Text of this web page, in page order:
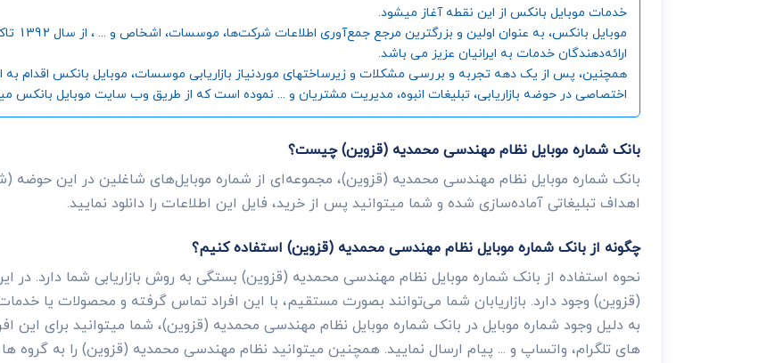
خدمات موبایل بانکس از این نقطه آغاز میشود.
ارائه‌دهندگان خدمات به ایرانیان عزیز می باشد.
همچنین، پس از یک دهه تجربه و بررسی مشکلات و زیرساختهای موردنیاز بازاریابی موسسات، موبایل بانکس اقدام به
اختصاصی در حوضه بازاریابی، تبلیغات انبوه، مدیریت مشتریان و ... نموده است که از طریق وب سایت موبایل بانکس
بانک شماره موبایل نظام مهندسی محمدیه (قزوین) چیست؟
بانک شماره موبایل نظام مهندسی محمدیه (قزوین)، مجموعه‌ای از شماره موبایل‌های شاغلین در این
اهداف تبلیغاتی آماده‌سازی شده و شما میتوانید پس از خرید، فایل این اطلاعات را دانلود نمایید.
چگونه از بانک شماره موبایل نظام مهندسی محمدیه (قزوین) استفاده کنیم؟
نحوه استفاده از بانک شماره موبایل نظام مهندسی محمدیه (قزوین) بستگی به روش بازاریابی شما دارد. در
(قزوین) وجود دارد. بازاریابان شما می‌توانند بصورت مستقیم، با این افراد تماس گرفته و محصولات یا
به دلیل وجود شماره موبایل در بانک شماره موبایل نظام مهندسی محمدیه (قزوین)، شما میتوانید برای این
های تلگرام، واتساپ و ... پیام ارسال نمایید. همچنین میتوانید نظام مهندسی محمدیه (قزوین) را به گروه